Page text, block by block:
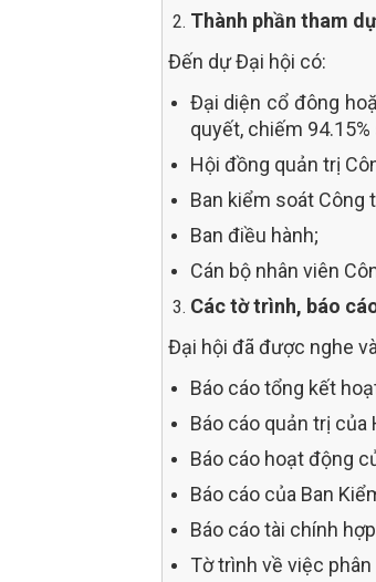
Thành phần tham
Đến dự Đại hội có:
Đại diện cổ đông
quyết, chiếm
Hội đồng quản trị
Ban kiểm soát Công
Ban điều hành;
Cán bộ nhân viên
Các tờ trình, báo
Đại hội đã được nghe
Báo cáo tổng kết
Báo cáo quản trị
Báo cáo hoạt động
Báo cáo của Ban
Báo cáo tài chính
Tờ trình về việc